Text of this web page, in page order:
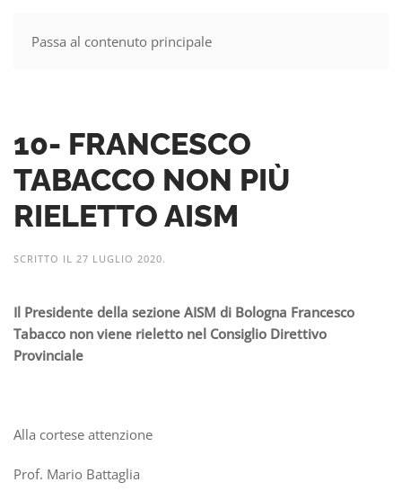
Passa al contenuto principale
MENU
10- FRANCESCO
TABACCO NON PIÙ
RIELETTO AISM
SCRITTO IL 27 LUGLIO 2020.
Il Presidente della sezione AISM di Bologna Francesco
Tabacco non viene rieletto nel Consiglio Direttivo
Provinciale
Alla cortese attenzione
Prof. Mario Battaglia